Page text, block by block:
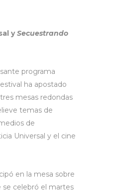
ySecuestrando
programa
ha apostado
mesas redondas
temas de
de
Universal y el cine
en la mesa sobre
se celebró el martes